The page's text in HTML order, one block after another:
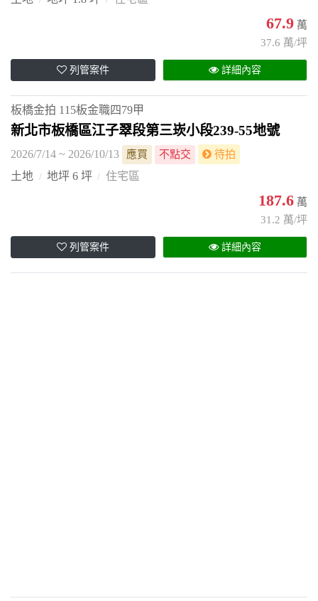
67.9 萬
37.6 萬/坪
列管案件 詳細內容
板橋金拍 115板金職四79甲
新北市板橋區江子翠段第三崁小段239-55地號
2026/7/14 ~ 2026/10/13 應買 不點交 待拍
土地 地坪 6 坪 住宅區
187.6 萬
31.2 萬/坪
列管案件 詳細內容